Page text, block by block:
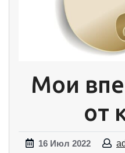
Мои
от
16 Июл 2022